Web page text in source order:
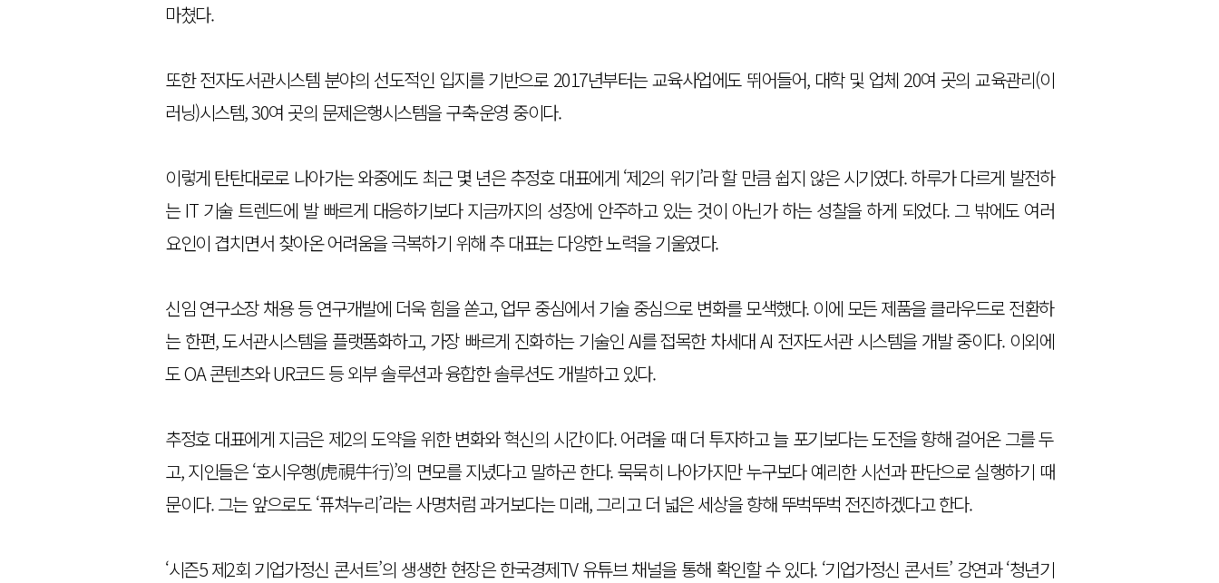
마쳤다.
또한 전자도서관시스템 분야의 선도적인 입지를 기반으로 2017년부터는 교육사업에도 뛰어들어, 대학 및 업체 20여 곳의 교육관리(이
러닝)시스템, 30여 곳의 문제은행시스템을 구축·운영 중이다.
이렇게 탄탄대로로 나아가는 와중에도 최근 몇 년은 추정호 대표에게 ‘제2의 위기’라 할 만큼 쉽지 않은 시기였다. 하루가 다르게 발전하
는 IT 기술 트렌드에 발 빠르게 대응하기보다 지금까지의 성장에 안주하고 있는 것이 아닌가 하는 성찰을 하게 되었다. 그 밖에도 여러
요인이 겹치면서 찾아온 어려움을 극복하기 위해 추 대표는 다양한 노력을 기울였다.
신임 연구소장 채용 등 연구개발에 더욱 힘을 쏟고, 업무 중심에서 기술 중심으로 변화를 모색했다. 이에 모든 제품을 클라우드로 전환하
는 한편, 도서관시스템을 플랫폼화하고, 가장 빠르게 진화하는 기술인 AI를 접목한 차세대 AI 전자도서관 시스템을 개발 중이다. 이외에
도 OA 콘텐츠와 UR코드 등 외부 솔루션과 융합한 솔루션도 개발하고 있다.
추정호 대표에게 지금은 제2의 도약을 위한 변화와 혁신의 시간이다. 어려울 때 더 투자하고 늘 포기보다는 도전을 향해 걸어온 그를 두
고, 지인들은 ‘호시우행(虎視牛行)’의 면모를 지녔다고 말하곤 한다. 묵묵히 나아가지만 누구보다 예리한 시선과 판단으로 실행하기 때
문이다. 그는 앞으로도 ‘퓨쳐누리’라는 사명처럼 과거보다는 미래, 그리고 더 넓은 세상을 향해 뚜벅뚜벅 전진하겠다고 한다.
‘시즌5 제2회 기업가정신 콘서트’의 생생한 현장은 한국경제TV 유튜브 채널을 통해 확인할 수 있다. ‘기업가정신 콘서트’ 강연과 ‘청년기